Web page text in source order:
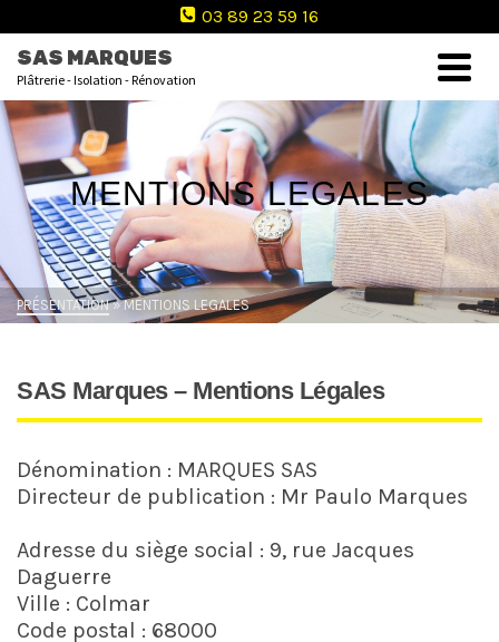
03 89 23 59 16
SAS MARQUES
Plâtrerie - Isolation - Rénovation
MENTIONS LEGALES
PRÉSENTATION » MENTIONS LEGALES
SAS Marques – Mentions Légales
Dénomination : MARQUES SAS
Directeur de publication : Mr Paulo Marques
Adresse du siège social : 9, rue Jacques
Daguerre
Ville : Colmar
Code postal : 68000